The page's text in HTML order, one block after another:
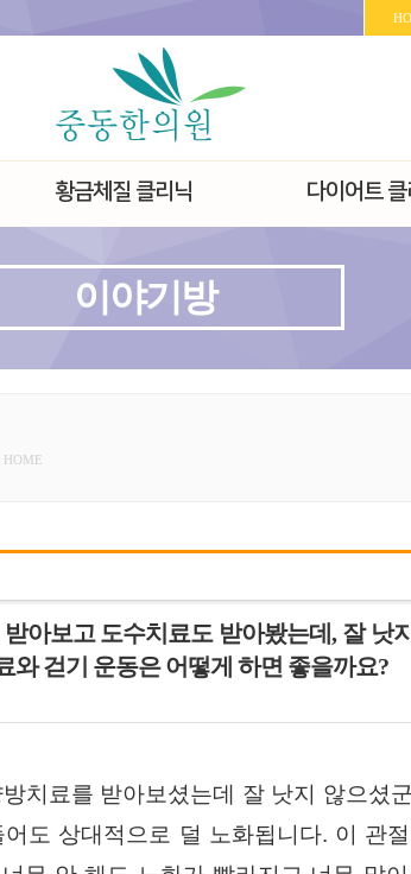
황금체질 클리닉 다이어트
이야기방
HOME
아보고 도수치료도 받아봤는데, 잘 낫
와 걷기 운동은 어떻게 하면 좋을까요?
치료를 받아보셨는데 잘 낫지 않으셨
도 상대적으로 덜 노화됩니다. 이 관